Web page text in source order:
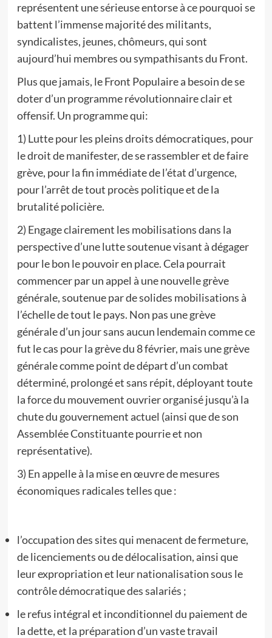
représentent une sérieuse entorse à ce pourquoi se
battent l’immense majorité des militants,
syndicalistes, jeunes, chômeurs, qui sont
aujourd’hui membres ou sympathisants du Front.
Plus que jamais, le Front Populaire a besoin de se
doter d’un programme révolutionnaire clair et
offensif. Un programme qui:
1) Lutte pour les pleins droits démocratiques, pour
le droit de manifester, de se rassembler et de faire
grève, pour la fin immédiate de l’état d’urgence,
pour l’arrêt de tout procès politique et de la
brutalité policière.
2) Engage clairement les mobilisations dans la
perspective d’une lutte soutenue visant à dégager
pour le bon le pouvoir en place. Cela pourrait
commencer par un appel à une nouvelle grève
générale, soutenue par de solides mobilisations à
l’échelle de tout le pays. Non pas une grève
générale d’un jour sans aucun lendemain comme ce
fut le cas pour la grève du 8 février, mais une grève
générale comme point de départ d’un combat
déterminé, prolongé et sans répit, déployant toute
la force du mouvement ouvrier organisé jusqu’à la
chute du gouvernement actuel (ainsi que de son
Assemblée Constituante pourrie et non
représentative).
3) En appelle à la mise en œuvre de mesures
économiques radicales telles que :
l’occupation des sites qui menacent de fermeture,
de licenciements ou de délocalisation, ainsi que
leur expropriation et leur nationalisation sous le
contrôle démocratique des salariés ;
le refus intégral et inconditionnel du paiement de
la dette, et la préparation d’un vaste travail